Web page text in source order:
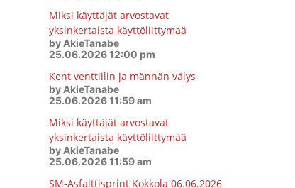
Miksi käyttäjät arvostavat
yksinkertaista käyttöliittymää
by AkieTanabe
25.06.2026 12:00 pm
Kent venttiilin ja männän välys
by AkieTanabe
25.06.2026 11:59 am
Miksi käyttäjät arvostavat
yksinkertaista käyttöliittymää
by AkieTanabe
25.06.2026 11:59 am
SM-Asfalttisprint Kokkola 06.06.2026